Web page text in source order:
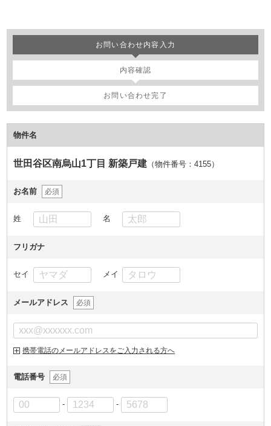
お問い合わせ内容入力
内容確認
お問い合わせ完了
物件名
世田谷区南烏山1丁目 新築戸建 （物件番号：4155）
お名前 必須
姓 名
フリガナ
セイ メイ
メールアドレス 必須
携帯電話のメールアドレスをご入力される方へ
電話番号 必須
- -